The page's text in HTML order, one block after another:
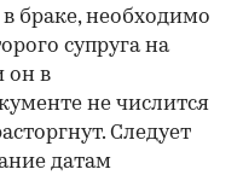
браке, необходимо
супруга на
он в
не числится
Следует
датам